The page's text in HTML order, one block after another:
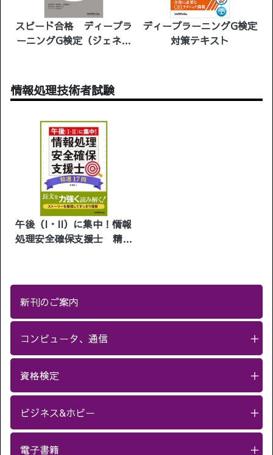
スピード合格 ディープラ
ーニングG検定（ジェネラ
ディープラーニングG検定
対策テキスト
情報処理技術者試験
午後（I・II）に集中！情報
処理安全確保支援士 精選
新刊のご案内
コンピュータ、通信 ＋
資格検定 ＋
ビジネス&ホビー ＋
電子書籍 ＋